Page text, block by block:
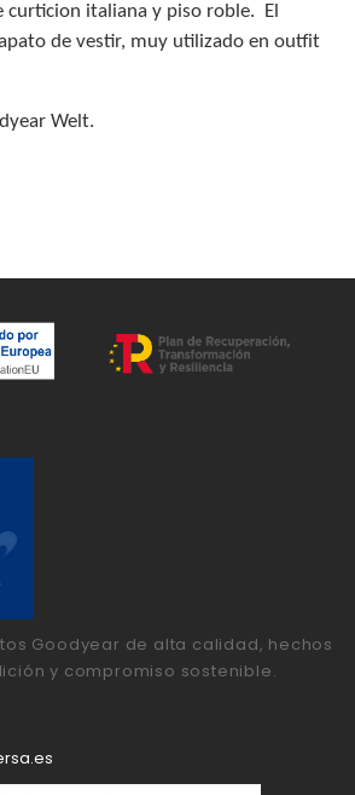
curticion italiana y piso roble.
El
de vestir, muy utilizado en outfit
Welt.
Goodyear de alta calidad, hechos
y compromiso sostenible.